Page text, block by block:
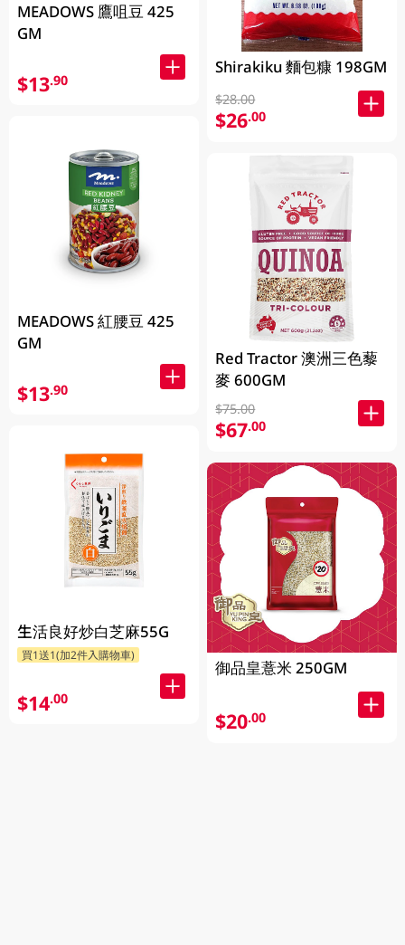
MEADOWS 鷹咀豆 425
GM
$13.90
MEADOWS 紅腰豆 425
GM
$13.90
生活良好炒白芝麻55G
買1送1(加2件入購物車)
$14.00
Shirakiku 麵包糠 198GM
$28.00
$26.00
Red Tractor 澳洲三色藜
麥 600GM
$75.00
$67.00
御品皇薏米 250GM
$20.00